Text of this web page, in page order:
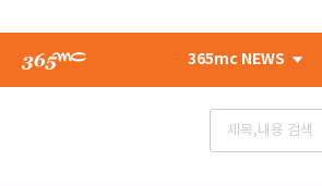
365mc NEWS